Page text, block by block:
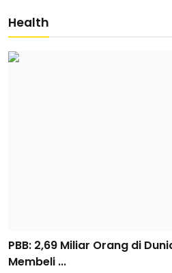
Health
PBB: 2,69 Miliar Orang di
Membeli ...